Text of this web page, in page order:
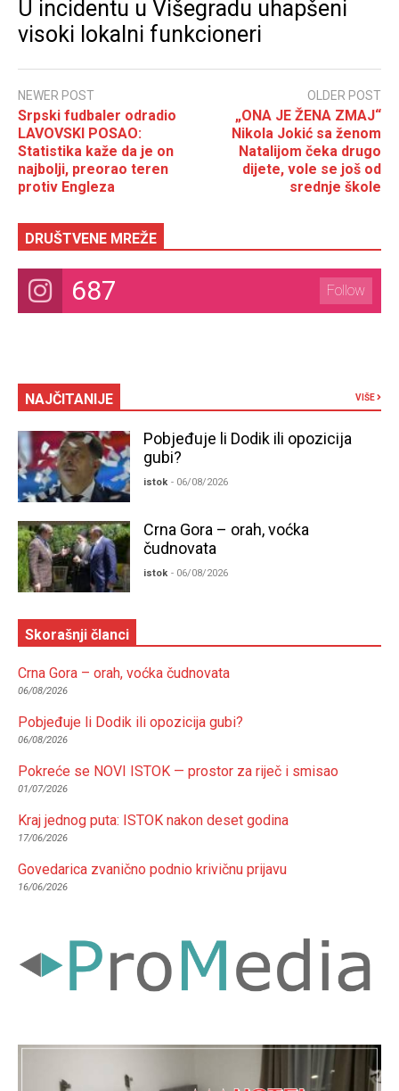
U incidentu u Višegradu uhapšeni
visoki lokalni funkcioneri
NEWER POST
Srpski fudbaler odradio
LAVOVSKI POSAO:
Statistika kaže da je on
najbolji, preorao teren
protiv Engleza
OLDER POST
„ONA JE ŽENA ZMAJ“
Nikola Jokić sa ženom
Natalijom čeka drugo
dijete, vole se još od
srednje škole
DRUŠTVENE MREŽE
687 Follow
NAJČITANIJE VIŠE
Pobjeđuje li Dodik ili opozicija
gubi?
istok - 06/08/2026
Crna Gora – orah, voćka
čudnovata
istok - 06/08/2026
Skorašnji članci
Crna Gora – orah, voćka čudnovata
06/08/2026
Pobjeđuje li Dodik ili opozicija gubi?
06/08/2026
Pokreće se NOVI ISTOK — prostor za riječ i smisao
01/07/2026
Kraj jednog puta: ISTOK nakon deset godina
17/06/2026
Govedarica zvanično podnio krivičnu prijavu
16/06/2026